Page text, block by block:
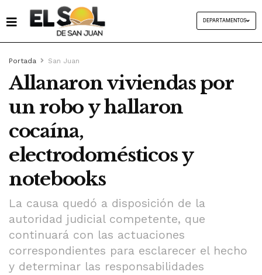
DEPARTAMENTOS
Portada San Juan
Allanaron viviendas por
un robo y hallaron
cocaína,
electrodomésticos y
notebooks
La causa quedó a disposición de la
autoridad judicial competente, que
continuará con las actuaciones
correspondientes para esclarecer el hecho
y determinar las responsabilidades